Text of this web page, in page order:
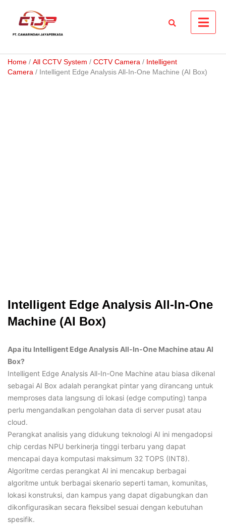
Home / All CCTV System / CCTV Camera / Intelligent
Camera / Intelligent Edge Analysis All-In-One Machine (AI Box)
Intelligent Edge Analysis All-In-One
Machine (AI Box)
Apa itu Intelligent Edge Analysis All-In-One Machine atau AI
Box?
Intelligent Edge Analysis All-In-One Machine atau biasa dikenal
sebagai AI Box adalah perangkat pintar yang dirancang untuk
memproses data langsung di lokasi (edge computing) tanpa
perlu mengandalkan pengolahan data di server pusat atau
cloud.
Perangkat analisis yang didukung teknologi AI ini mengadopsi
chip cerdas NPU berkinerja tinggi terbaru yang dapat
mencapai daya komputasi maksimum 32 TOPS (INT8).
Algoritme cerdas perangkat AI ini mencakup berbagai
algoritme untuk berbagai skenario seperti taman, komunitas,
lokasi konstruksi, dan kampus yang dapat digabungkan dan
dikonfigurasikan secara fleksibel sesuai dengan kebutuhan
spesifik.